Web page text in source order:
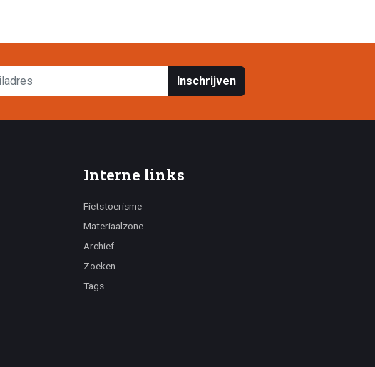
Inschrijven
Interne links
Fietstoerisme
Materiaalzone
Archief
Zoeken
Tags